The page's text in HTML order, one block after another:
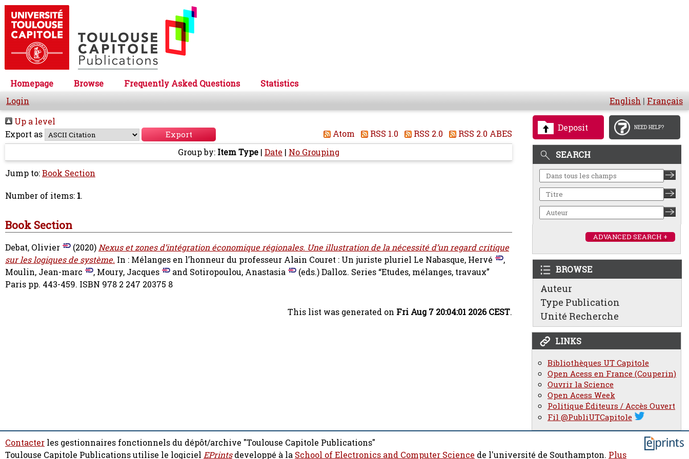
Homepage Browse Frequently Asked Questions
Statistics
Login
English | Français
Deposit NEED HELP?
SEARCH
ADVANCED SEARCH +
BROWSE
Auteur
Type Publication
Unité Recherche
LINKS
Bibliothèques UT Capitole
Open Acess en France (Couperin)
Ouvrir la Science
Open Acess Week
Politique Éditeurs / Accès Ouvert
Fil @PubliUTCapitole
Up a level
Export as
Atom RSS 1.0 RSS 2.0
RSS 2.0 ABES
Group by: Item Type | Date | No Grouping
Jump to:Book Section
Number of items: 1.
Book Section
Debat, Olivier (2020)Nexus et zones d’intégration économique régionales. Une illustration de la nécessité d’un regard critique
sur les logiques de système. In : Mélanges en l’honneur du professeur Alain Couret : Un juriste pluriel Le Nabasque, Hervé
,
Moulin, Jean-marc
, Moury, Jacques and Sotiropoulou, Anastasia
(eds.) Dalloz. Series “Etudes, mélanges, travaux”
Paris pp. 443-459. ISBN 978 2 247 20375 8
This list was generated on Fri Aug 7 20:04:01 2026 CEST.
Contacter les gestionnaires fonctionnels du dépôt/archive "Toulouse Capitole Publications"
Toulouse Capitole Publications utilise le logiciel EPrintsdeveloppé à la School of Electronics and Computer Science de l'université de Southampton. Plus